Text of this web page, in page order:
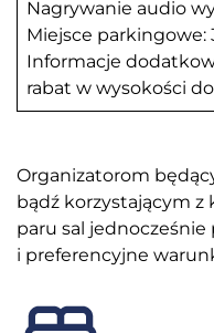
Nagrywanie audio
Miejsce parkingowe:
Informacje
rabat w wysokości
Organizatorom
bądź korzystającym
paru sal
i preferencyjne